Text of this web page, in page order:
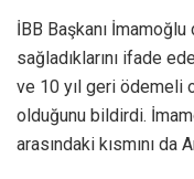
İBB Başkanı
sağladıklarını ifade
ve 10 yıl geri ödemeli
olduğunu bildirdi.
arasındaki kısmını da